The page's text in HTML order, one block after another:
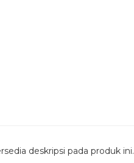
deskripsi pada produk ini.